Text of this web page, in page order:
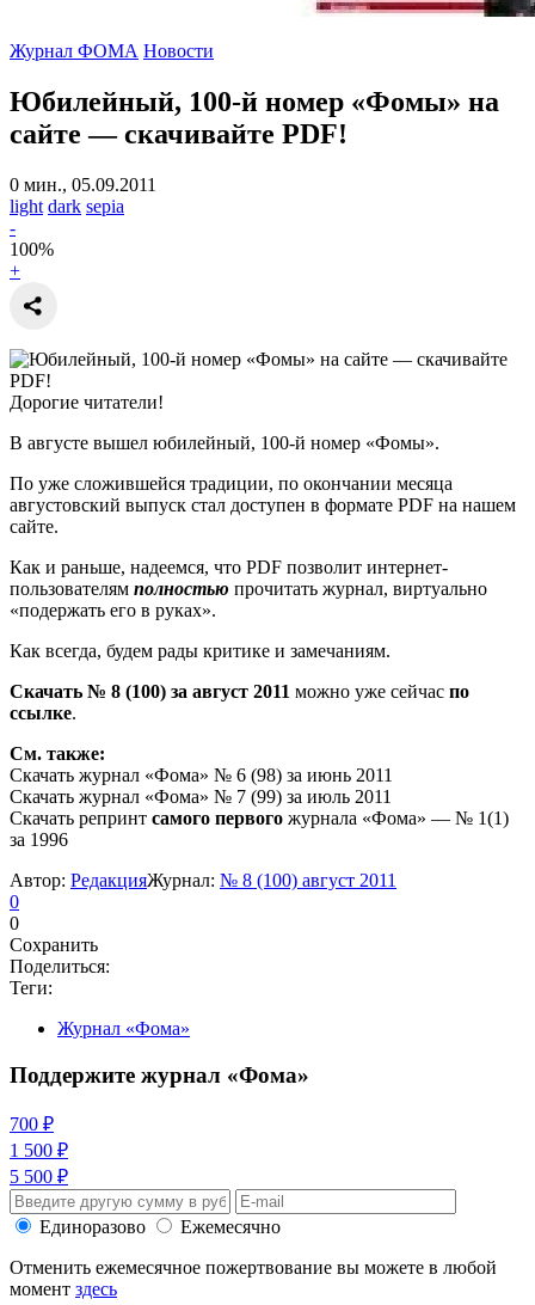
Журнал ФОМА Новости
Юбилейный, 100-й номер «Фомы» на
сайте — скачивайте PDF!
0 мин., 05.09.2011
light dark sepia
-
100%
+
Дорогие читатели!
В августе вышел юбилейный, 100-й номер «Фомы».
По уже сложившейся традиции, по окончании месяца
августовский выпуск стал доступен в формате PDF на нашем
сайте.
Как и раньше, надеемся, что PDF позволит интернет-
пользователям полностью прочитать журнал, виртуально
«подержать его в руках».
Как всегда, будем рады критике и замечаниям.
Скачать № 8 (100) за август 2011 можно уже сейчас по
ссылке.
См. также:
Скачать журнал «Фома» № 6 (98) за июнь 2011
Скачать журнал «Фома» № 7 (99) за июль 2011
Скачать репринт самого первого журнала «Фома» — № 1(1)
за 1996
Автор: РедакцияЖурнал: № 8 (100) август 2011
0
0
Сохранить
Поделиться:
Теги:
Журнал «Фома»
Поддержите журнал «Фома»
700 ₽
1 500 ₽
5 500 ₽
Единоразово
Ежемесячно
Отменить ежемесячное пожертвование вы можете в любой
момент здесь